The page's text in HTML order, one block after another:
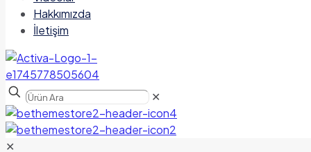
Hakkımızda
İletişim
✕
✕